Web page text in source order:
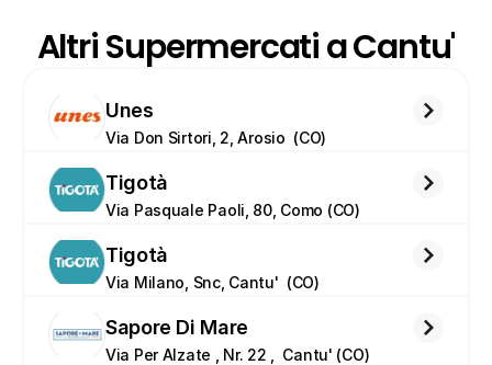
Altri Supermercati a Cantu'
Unes
Via Don Sirtori, 2, Arosio  (CO)
Tigotà
Via Pasquale Paoli, 80, Como (CO)
Tigotà
Via Milano, Snc, Cantu'  (CO)
Sapore Di Mare
Via Per Alzate , Nr. 22 ,  Cantu' (CO)